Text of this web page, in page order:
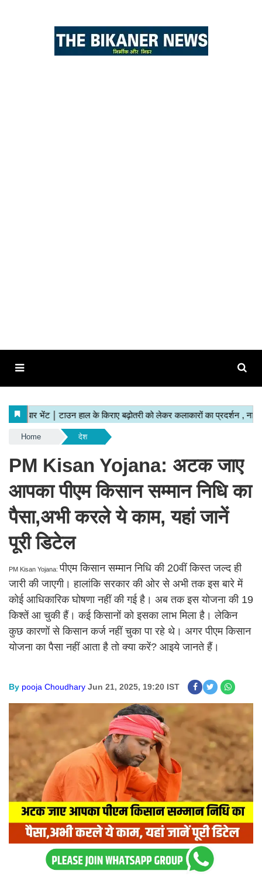
Home देश
PM Kisan Yojana: अटक जाए
आपका पीएम किसान सम्मान निधि का
पैसा,अभी करले ये काम, यहां जानें
पूरी डिटेल
PM Kisan Yojana: पीएम किसान सम्मान निधि की 20वीं किस्त जल्द ही
जारी की जाएगी। हालांकि सरकार की ओर से अभी तक इस बारे में
कोई आधिकारिक घोषणा नहीं की गई है। अब तक इस योजना की 19
किश्तें आ चुकी हैं। कई किसानों को इसका लाभ मिला है। लेकिन
कुछ कारणों से किसान कर्ज नहीं चुका पा रहे थे। अगर पीएम किसान
योजना का पैसा नहीं आता है तो क्या करें? आइये जानते हैं।
By pooja Choudhary Jun 21, 2025, 19:20 IST